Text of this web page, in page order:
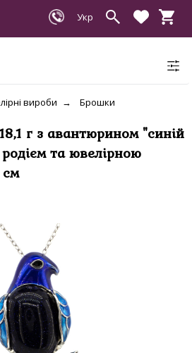
вироби Брошки
г з авантюрином "синій
та ювелірною